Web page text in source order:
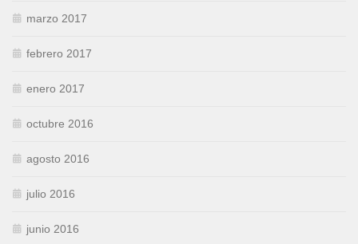
marzo 2017
febrero 2017
enero 2017
octubre 2016
agosto 2016
julio 2016
junio 2016